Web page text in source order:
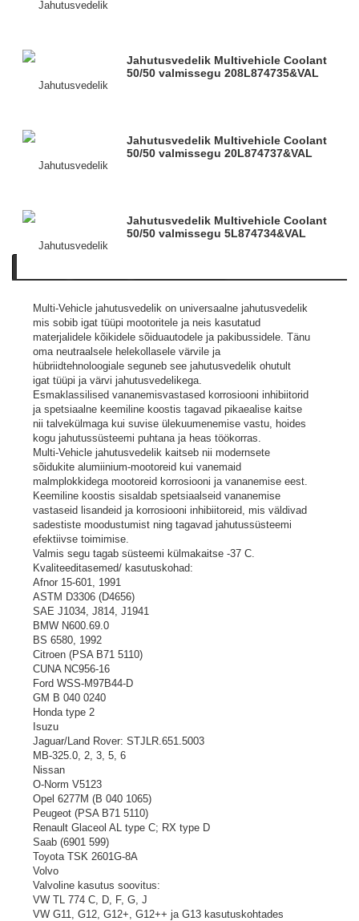
Jahutusvedelik Multivehicle Coolant
50/50 valmissegu 208L874735&VAL
Jahutusvedelik Multivehicle Coolant
50/50 valmissegu 20L874737&VAL
Jahutusvedelik Multivehicle Coolant
50/50 valmissegu 5L874734&VAL
Multi-Vehicle jahutusvedelik on universaalne jahutusvedelik
mis sobib igat tüüpi mootoritele ja neis kasutatud
materjalidele kõikidele sõiduautodele ja pakibussidele. Tänu
oma neutraalsele helekollasele värvile ja
hübriidtehnoloogiale seguneb see jahutusvedelik ohutult
igat tüüpi ja värvi jahutusvedelikega.
Esmaklassilised vananemisvastased korrosiooni inhibiitorid
ja spetsiaalne keemiline koostis tagavad pikaealise kaitse
nii talvekülmaga kui suvise ülekuumenemise vastu, hoides
kogu jahutussüsteemi puhtana ja heas töökorras.
Multi-Vehicle jahutusvedelik kaitseb nii modernsete
sõidukite alumiinium-mootoreid kui vanemaid
malmplokkidega mootoreid korrosiooni ja vananemise eest.
Keemiline koostis sisaldab spetsiaalseid vananemise
vastaseid lisandeid ja korrosiooni inhibiitoreid, mis väldivad
sadestiste moodustumist ning tagavad jahutussüsteemi
efektiivse toimimise.
Valmis segu tagab süsteemi külmakaitse -37 C.
Kvaliteeditasemed/ kasutuskohad:
Afnor 15-601, 1991
ASTM D3306 (D4656)
SAE J1034, J814, J1941
BMW N600.69.0
BS 6580, 1992
Citroen (PSA B71 5110)
CUNA NC956-16
Ford WSS-M97B44-D
GM B 040 0240
Honda type 2
Isuzu
Jaguar/Land Rover: STJLR.651.5003
MB-325.0, 2, 3, 5, 6
Nissan
O-Norm V5123
Opel 6277M (B 040 1065)
Peugeot (PSA B71 5110)
Renault Glaceol AL type C; RX type D
Saab (6901 599)
Toyota TSK 2601G-8A
Volvo
Valvoline kasutus soovitus:
VW TL 774 C, D, F, G, J
VW G11, G12, G12+, G12++ ja G13 kasutuskohtades